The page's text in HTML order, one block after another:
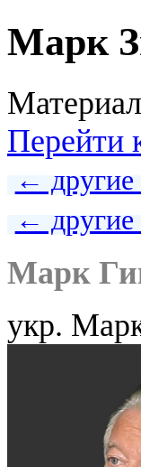
Марк
Перейти
←
←
Марк
укр.